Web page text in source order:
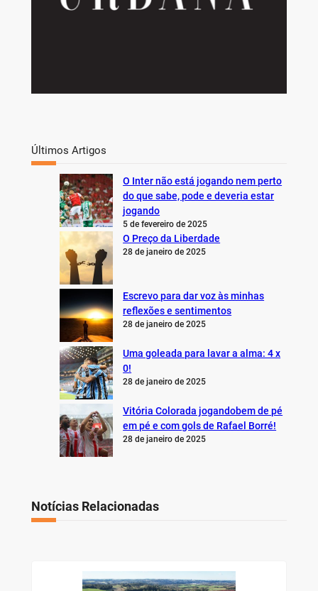
Últimos Artigos
O Inter não está jogando nem perto
do que sabe, pode e deveria estar
jogando
5 de fevereiro de 2025
O Preço da Liberdade
28 de janeiro de 2025
Escrevo para dar voz às minhas
reflexões e sentimentos
28 de janeiro de 2025
Uma goleada para lavar a alma: 4 x
0!
28 de janeiro de 2025
Vitória Colorada jogandobem de pé
em pé e com gols de Rafael Borré!
28 de janeiro de 2025
Notícias Relacionadas